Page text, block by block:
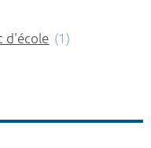
d'école (1)